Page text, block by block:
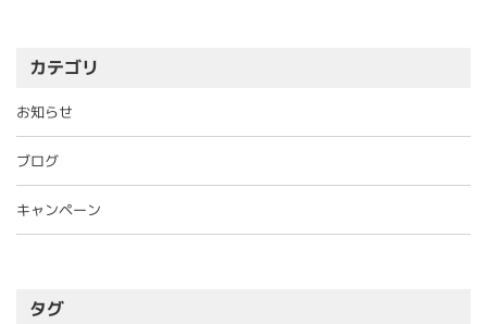
カテゴリ
お知らせ
ブログ
キャンペーン
タグ